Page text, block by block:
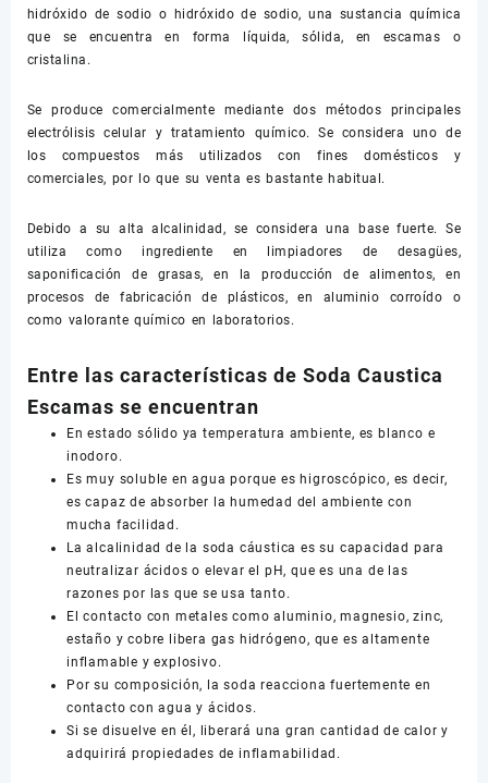
hidróxido de sodio o hidróxido de sodio, una sustancia química
que se encuentra en forma líquida, sólida, en escamas o
cristalina.
Se produce comercialmente mediante dos métodos principales
electrólisis celular y tratamiento químico. Se considera uno de
los compuestos más utilizados con fines domésticos y
comerciales, por lo que su venta es bastante habitual.
Debido a su alta alcalinidad, se considera una base fuerte. Se
utiliza como ingrediente en limpiadores de desagües,
saponificación de grasas, en la producción de alimentos, en
procesos de fabricación de plásticos, en aluminio corroído o
como valorante químico en laboratorios.
Entre las características de Soda Caustica
Escamas se encuentran
En estado sólido ya temperatura ambiente, es blanco e
inodoro.
Es muy soluble en agua porque es higroscópico, es decir,
es capaz de absorber la humedad del ambiente con
mucha facilidad.
La alcalinidad de la soda cáustica es su capacidad para
neutralizar ácidos o elevar el pH, que es una de las
razones por las que se usa tanto.
El contacto con metales como aluminio, magnesio, zinc,
estaño y cobre libera gas hidrógeno, que es altamente
inflamable y explosivo.
Por su composición, la soda reacciona fuertemente en
contacto con agua y ácidos.
Si se disuelve en él, liberará una gran cantidad de calor y
adquirirá propiedades de inflamabilidad.